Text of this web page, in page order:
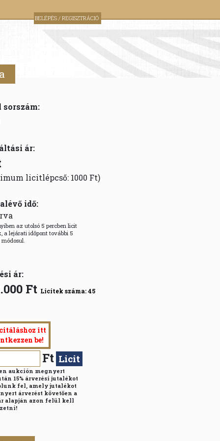
BELÉPÉS / REGISZTRÁCIÓ
sorszám:
ár:
licitlépcső: 1000 Ft)
idő:
az utolsó 5 percben licit
a lejárati időpont további 5
módosul.
ár:
Ft Licitek száma:45
itt
be!
Ft Licit
aukción megnyert
15% árverési jutalékot
fel, amely jutalékot
árverést követően a
alapján azon felül kell